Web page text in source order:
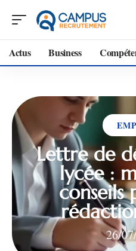
Actus Business
Lettre de
lycée :
conseils
26/